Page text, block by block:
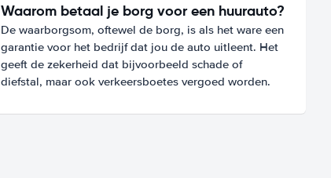
Waarom betaal je borg voor een huurauto?
De waarborgsom, oftewel de borg, is als het ware een
garantie voor het bedrijf dat jou de auto uitleent. Het
geeft de zekerheid dat bijvoorbeeld schade of
diefstal, maar ook verkeersboetes vergoed worden.